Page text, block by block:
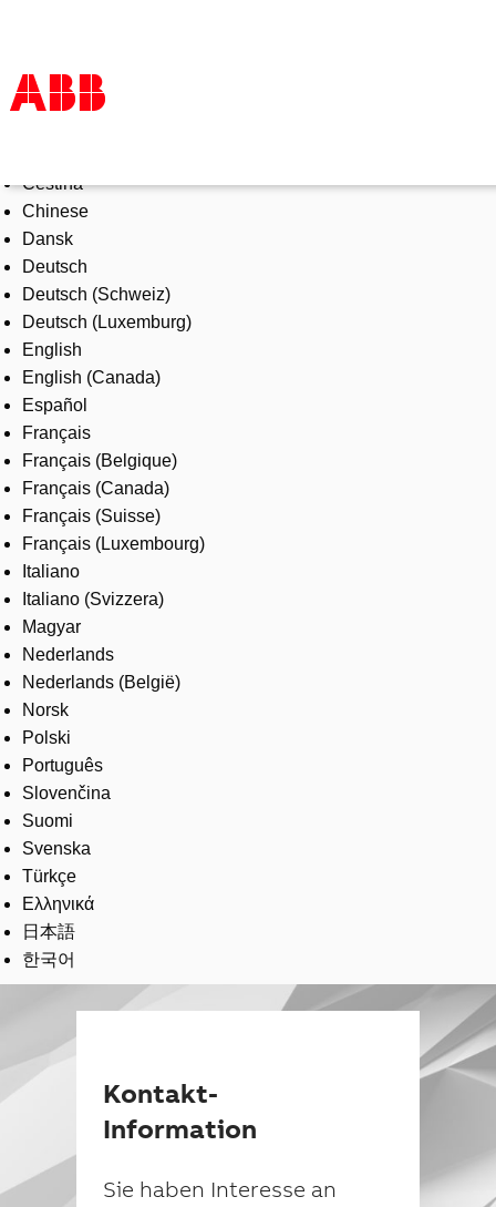
Produkte und Leistungen
Branchenlösungen
Service
Über uns
Vertriebspartner finden
Kontakt
Karriere
Čeština
Chinese
Dansk
Deutsch
Deutsch (Schweiz)
Deutsch (Luxemburg)
English
English (Canada)
Español
Français
Français (Belgique)
Français (Canada)
Français (Suisse)
Français (Luxembourg)
Italiano
Italiano (Svizzera)
Magyar
Nederlands
Nederlands (België)
Norsk
Polski
Português
Slovenčina
Suomi
Svenska
Türkçe
Ελληνικά
日本語
한국어
Kontakt-
Information
Sie haben Interesse an